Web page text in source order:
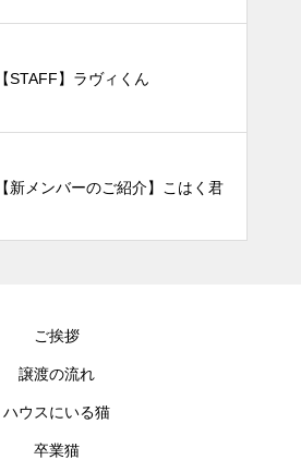
【STAFF】ラヴィくん
【新メンバーのご紹介】こはく君
ご挨拶
譲渡の流れ
ハウスにいる猫
卒業猫